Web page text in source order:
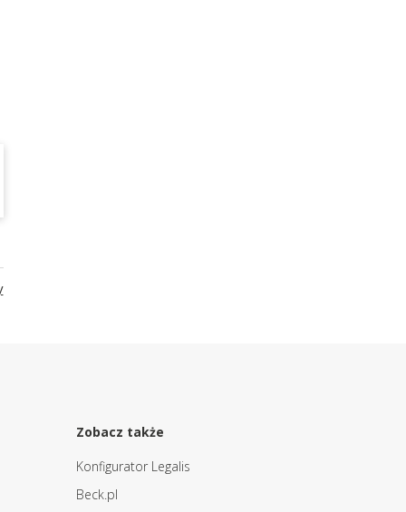
Zobacz także
Konfigurator Legalis
Beck.pl